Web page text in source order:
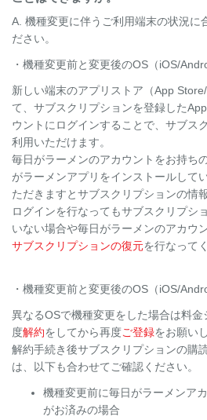
A. 機種変更に伴うご利用端末の状況に
ださい。
・機種変更前と変更後のOS（iOS/
新しい端末のアプリストア（App
て、サブスクリプションを登録した
ウントにログインすることで、サブス
利用いただけます。
毎日がラーメンのアカウントをお持ち
がラーメンアプリをインストールして
ただきますとサブスクリプションの情
ログインを行なってもサブスクリプシ
いない場合や毎日がラーメンのアカウ
サブスクリプションの復元を行なって
・機種変更前と変更後のOS（iOS/
異なるOSで機種変更をした場合は料
度解約をしてから再度ご登録をお願い
解約手続き後サブスクリプションの購
は、以下も合わせてご確認ください。
機種変更前に毎日がラーメンア
がお済みの場合